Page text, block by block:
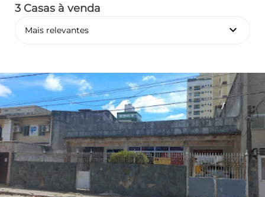
3 Casas à venda
Mais relevantes keyboard_arrow_down